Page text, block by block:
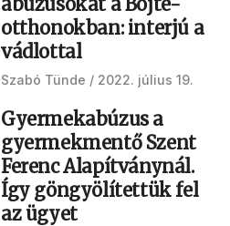
otthonokban: interjú a
vádlottal
Szabó Tünde 2022. július 19.
Gyermekabúzus a
gyermekmentő Szent
Ferenc Alapítványnál.
Így göngyölítettük fel
az ügyet